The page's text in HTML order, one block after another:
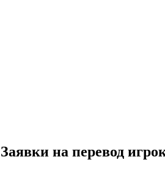
Заявки на перевод